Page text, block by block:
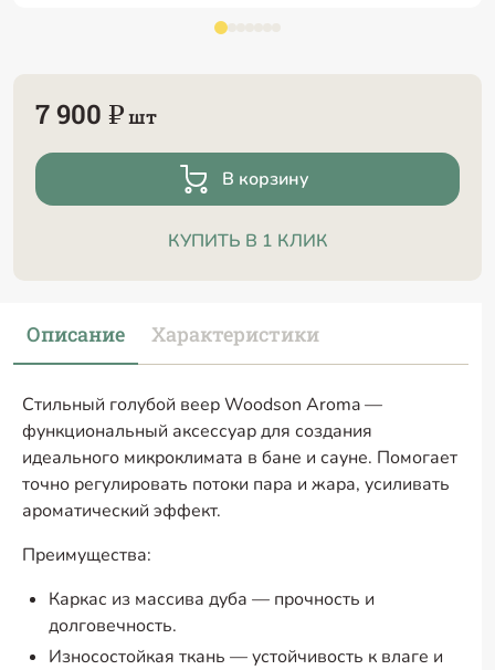
7 900 ₽шт
В корзину
КУПИТЬ В 1 КЛИК
Описание Характеристики
Стильный голубой веер Woodson Aroma —
функциональный аксессуар для создания
идеального микроклимата в бане и сауне. Помогает
точно регулировать потоки пара и жара, усиливать
ароматический эффект.
Преимущества:
Каркас из массива дуба — прочность и
долговечность.
Износостойкая ткань — устойчивость к влаге и